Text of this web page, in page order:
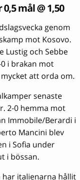
mål @ 1,50
genom
mot Kosovo.
Lustig och Sebbe
i brakan mot
att orda om.
senaste
2-0 hemma mot
Immobile/Berardi i
Mancini blev
i Sofia under
i bössan.
har italienarna hållit